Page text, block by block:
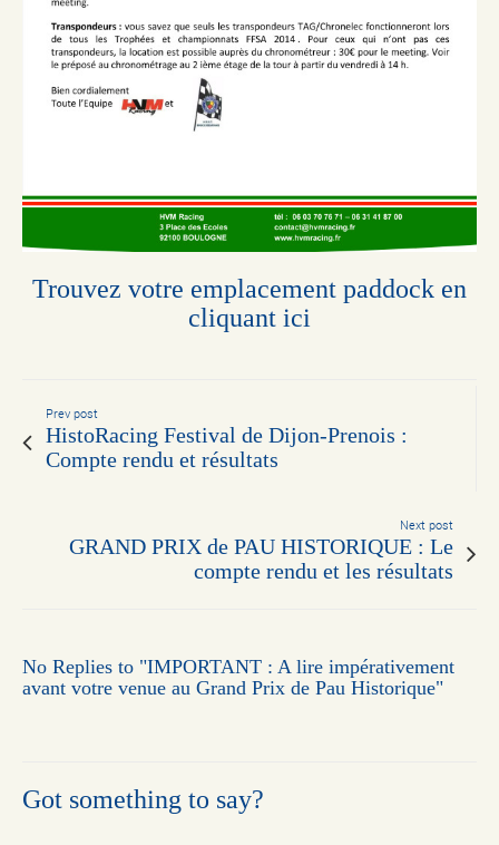
Trouvez votre emplacement paddock en
cliquant ici
Prev post
HistoRacing Festival de Dijon-Prenois :
Compte rendu et résultats
Next post
GRAND PRIX de PAU HISTORIQUE : Le
compte rendu et les résultats
No Replies to "IMPORTANT : A lire impérativement
avant votre venue au Grand Prix de Pau Historique"
Got something to say?